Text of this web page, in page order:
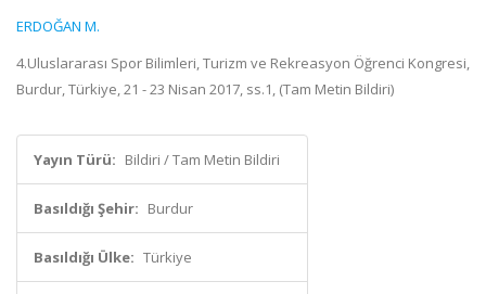
ERDOĞAN M.
4.Uluslararası Spor Bilimleri, Turizm ve Rekreasyon Öğrenci Kongresi,
Burdur, Türkiye, 21 - 23 Nisan 2017, ss.1, (Tam Metin Bildiri)
Yayın Türü: Bildiri / Tam Metin Bildiri
Basıldığı Şehir: Burdur
Basıldığı Ülke: Türkiye